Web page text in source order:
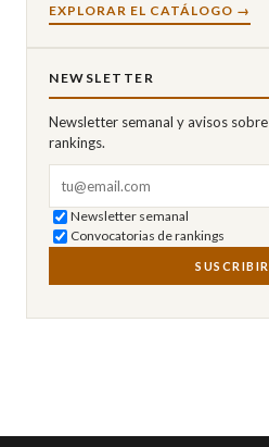
EXPLORAR EL CATÁLOGO →
NEWSLETTER
Newsletter semanal y avisos
rankings.
Newsletter semanal
Convocatorias de rankings